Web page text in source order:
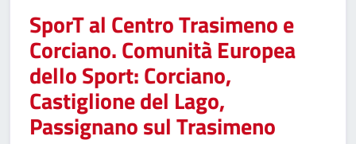
SporT al Centro Trasimeno e
Corciano. Comunità Europea
dello Sport: Corciano,
Castiglione del Lago,
Passignano sul Trasimeno